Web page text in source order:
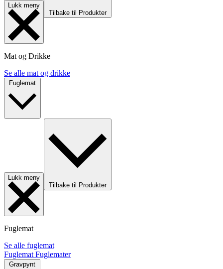
Lukk meny
Tilbake til Produkter
Mat og Drikke
Se alle mat og drikke
Lukk meny
Tilbake til Produkter
Fuglemat
Se alle fuglemat
Fuglemat Fuglemater